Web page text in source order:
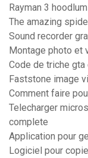
Rayman 3
The amazing
Sound recorder
Montage photo et
Code de triche
Faststone image
Comment faire
Telecharger
complete
Application pour
Logiciel pour